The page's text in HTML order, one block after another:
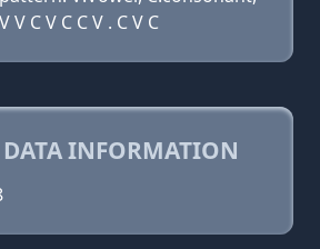
C V C C V . C V C
INFORMATION